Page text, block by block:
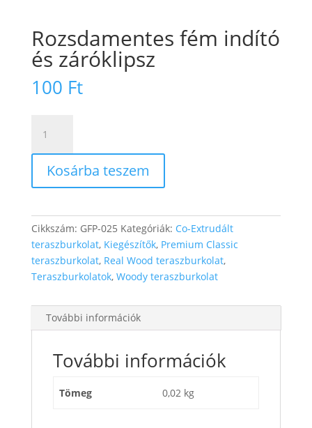
Rozsdamentes fém indító
és záróklipsz
100 Ft
fém
indító
záróklipsz
Kosárba teszem
Cikkszám: GFP-025 Kategóriák: Co-Extrudált
teraszburkolat, Kiegészítők, Premium Classic
teraszburkolat, Real Wood teraszburkolat,
Teraszburkolatok, Woody teraszburkolat
További információk
További információk
Tömeg 0,02 kg